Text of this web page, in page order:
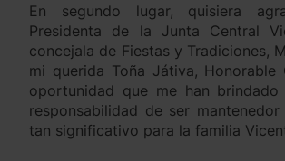
En segundo lugar, quisiera
Presidenta de la Junta Central
concejala de Fiestas y Tradiciones,
mi querida Toña Játiva, Honorable
oportunidad que me han
responsabilidad de ser
tan significativo para la familia